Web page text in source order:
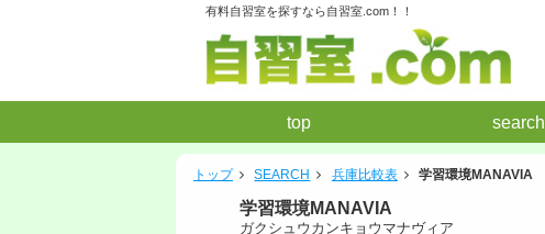
有料自習室を探すなら自習室.com！！
top search
トップ SEARCH 兵庫比較表 学習環境MANAVIA
学習環境MANAVIA
ガクシュウカンキョウマナヴィア